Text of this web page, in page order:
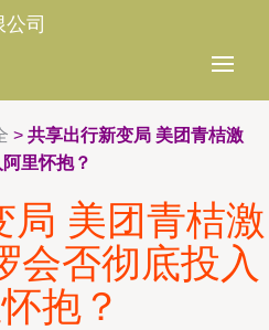
司
> 共享出行新变局 美团青桔激
里怀抱？
局 美团青桔激
会否彻底投入
抱？